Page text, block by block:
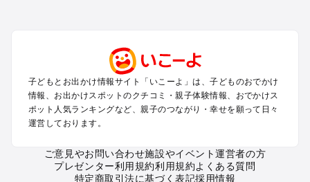
関西のプールおでかけ
中国･四国のプールおでかけ
九州･沖縄のプールおでかけ
定番お出かけスポット
子どもとお出かけ情報サイト「いこーよ」は、子どものおでかけ
情報、お出かけスポットのクチコミ・親子体験情報、おでかけス
ポット人気ランキングなど、親子のつながり・幸せを願って日々
運営しております。
ご意見やお問い合わせ施設やイベント運営者の方
プレゼンター利用規約利用規約よくある質問
特定商取引法に基づく表記採用情報